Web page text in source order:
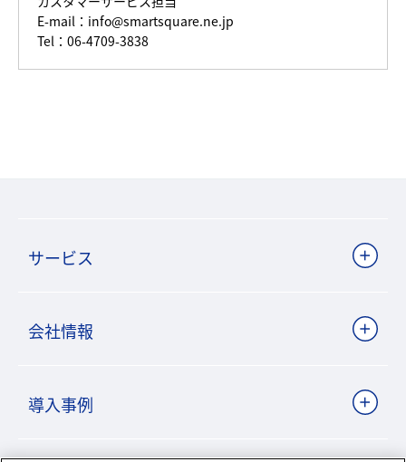
E-mail： info@smartsquare.ne.jp
Tel：06-4709-3838
サービス
会社情報
導入事例